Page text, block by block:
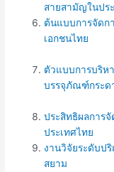
สายสามัญในปร
ต้นแบบการจัดก
เอกชนไทย
ตัวแบบการบริห
บรรจุภัณฑ์กระด
ประสิทธิผลการ
ประเทศไทย
งานวิจัยระดับป
สยาม